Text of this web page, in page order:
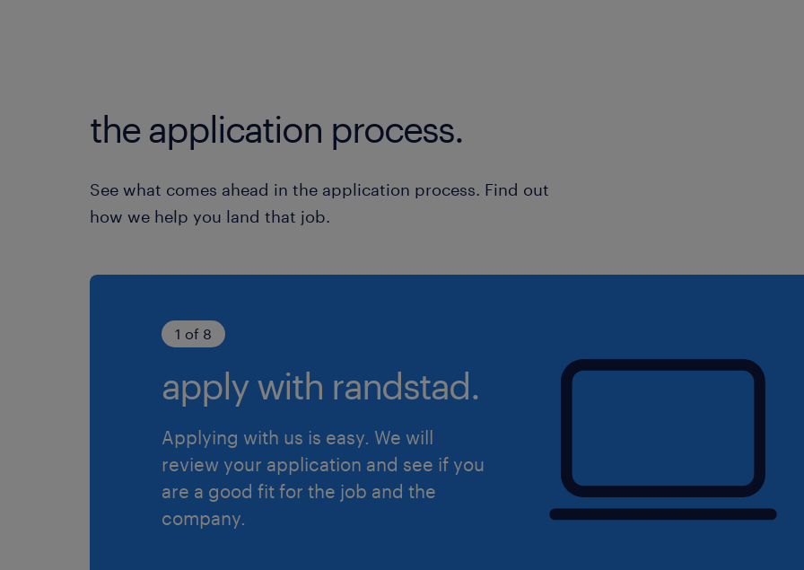
the application process.
See what comes ahead in the application process. Find out
how we help you land that job.
1 of 8
apply with randstad.
Applying with us is easy. We will
review your application and see if you
are a good fit for the job and the
company.